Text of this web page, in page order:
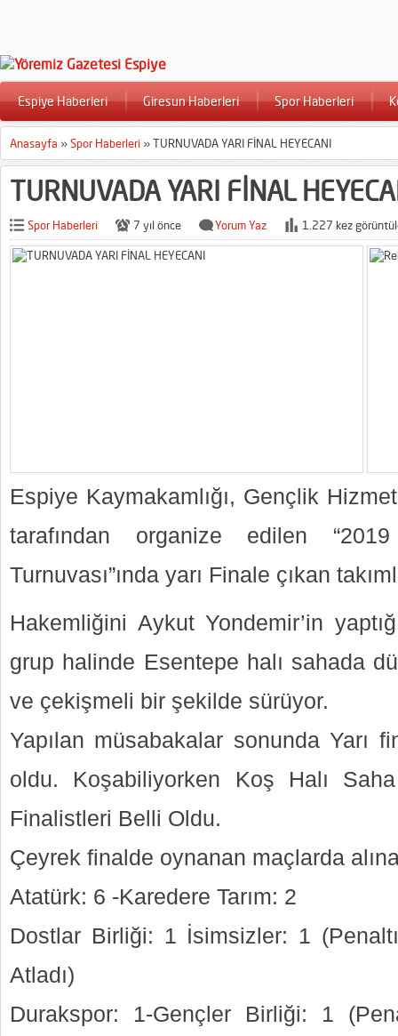
Espiye Haberleri Giresun Haberleri Spor Haberleri
Anasayfa »Spor Haberleri »TURNUVADA YARI FİNAL HEYECANI
TURNUVADA YARI FİNAL
Spor Haberleri 7 yıl önce Yorum Yaz 1.227 kez
Espiye Kaymakamlığı, Gençlik
tarafından organize edilen
Turnuvası”ında yarı Finale çıkan
Hakemliğini Aykut Yondemir’in
grup halinde Esentepe halı sahada
ve çekişmeli bir şekilde sürüyor.
Yapılan müsabakalar sonunda Yarı
oldu. Koşabiliyorken Koş Halı
Finalistleri Belli Oldu.
Çeyrek finalde oynanan maçlarda
Atatürk: 6 -Karedere Tarım: 2
Dostlar Birliği: 1 İsimsizler: 1
Atladı)
Durakspor: 1-Gençler Birliği: 1